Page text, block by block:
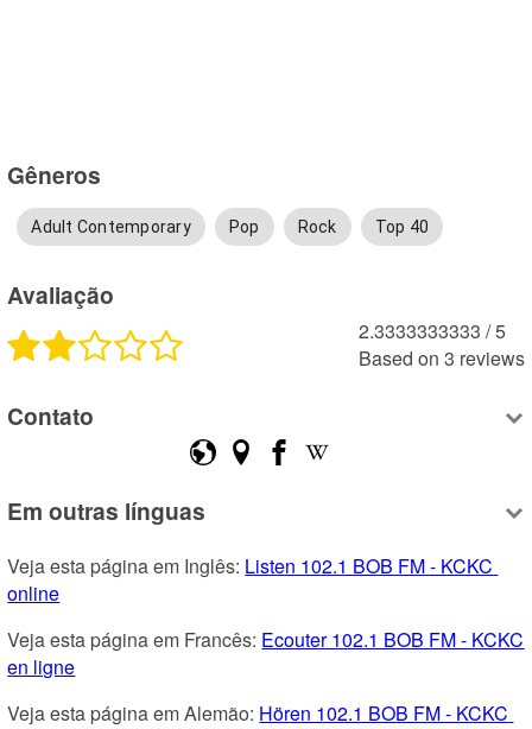
Gêneros
Adult Contemporary Pop Rock Top 40
Avaliação
2.3333333333 /5
Based on 3 reviews
Contato
Em outras línguas
Veja esta página em Inglês: Listen 102.1 BOB FM - KCKC
online
Veja esta página em Francês: Ecouter 102.1 BOB FM - KCKC
en ligne
Veja esta página em Alemão: Hören 102.1 BOB FM - KCKC